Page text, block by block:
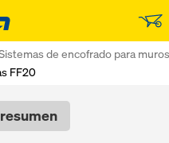
de encofrado para muros
FF20